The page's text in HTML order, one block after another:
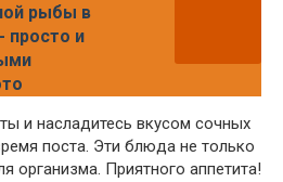
рыбы в
просто и
и насладитесь вкусом сочных
поста. Эти блюда не только
организма. Приятного аппетита!